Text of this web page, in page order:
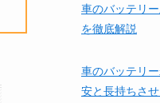
車のバッテリ
を徹底解説
車のバッテリ
安と長持ちさ